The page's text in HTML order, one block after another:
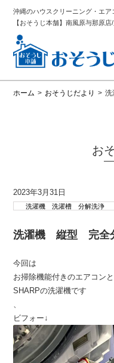
沖縄のハウスクリーニング・エア
【おそうじ本舗】南風原与那原
ホーム > おそうじだより >
お
2023年3月31日
洗濯機 洗濯槽 分解洗浄
洗濯機 縦型 完全
今回は
お掃除機能付きのエアコン
SHARPの洗濯機です
ビフォー↓